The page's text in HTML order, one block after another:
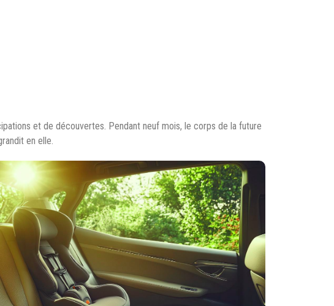
et de découvertes. Pendant neuf mois, le corps de la future
en elle.